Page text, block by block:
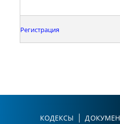
Регистрация
КОДЕКСЫ